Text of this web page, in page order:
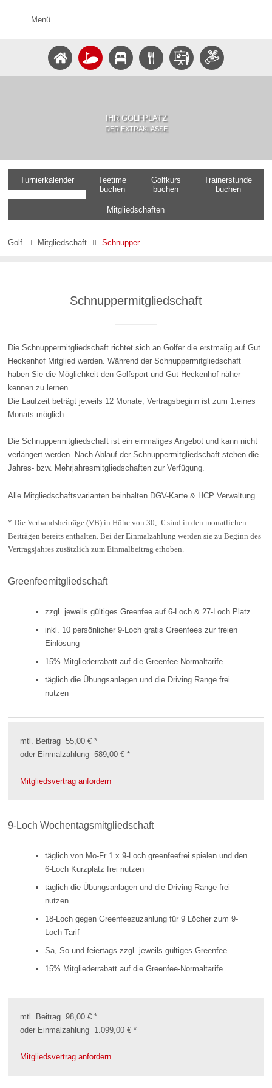
Menü
IHR GOLFPLATZ
DER EXTRAKLASSE
Turnierkalender
Teetime
buchen
Golfkurs
buchen
Trainerstunde
buchen
Mitgliedschaften
Golf  Mitgliedschaft  Schnupper
Schnuppermitgliedschaft
Die Schnuppermitgliedschaft richtet sich an Golfer die erstmalig auf Gut
Heckenhof Mitglied werden. Während der Schnuppermitgliedschaft
haben Sie die Möglichkeit den Golfsport und Gut Heckenhof näher
kennen zu lernen.
Die Laufzeit beträgt jeweils 12 Monate, Vertragsbeginn ist zum 1.eines
Monats möglich.
Die Schnuppermitgliedschaft ist ein einmaliges Angebot und kann nicht
verlängert werden. Nach Ablauf der Schnuppermitgliedschaft stehen die
Jahres- bzw. Mehrjahresmitgliedschaften zur Verfügung.
Alle Mitgliedschaftsvarianten beinhalten DGV-Karte & HCP Verwaltung.
* Die Verbandsbeiträge (VB) in Höhe von 30,- € sind in den monatlichen
Beiträgen bereits enthalten. Bei der Einmalzahlung werden sie zu Beginn des
Vertragsjahres zusätzlich zum Einmalbeitrag erhoben.
Greenfeemitgliedschaft
zzgl. jeweils gültiges Greenfee auf 6-Loch & 27-Loch Platz
inkl. 10 persönlicher 9-Loch gratis Greenfees zur freien
Einlösung
15% Mitgliederrabatt auf die Greenfee-Normaltarife
täglich die Übungsanlagen und die Driving Range frei
nutzen
mtl. Beitrag 55,00 € *
oder Einmalzahlung 589,00 € *
Mitgliedsvertrag anfordern
9-Loch Wochentagsmitgliedschaft
täglich von Mo-Fr 1 x 9-Loch greenfeefrei spielen und den
6-Loch Kurzplatz frei nutzen
täglich die Übungsanlagen und die Driving Range frei
nutzen
18-Loch gegen Greenfeezuzahlung für 9 Löcher zum 9-
Loch Tarif
Sa, So und feiertags zzgl. jeweils gültiges Greenfee
15% Mitgliederrabatt auf die Greenfee-Normaltarife
mtl. Beitrag 98,00 € *
oder Einmalzahlung 1.099,00 € *
Mitgliedsvertrag anfordern